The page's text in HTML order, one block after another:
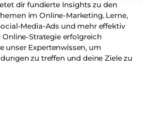
dir fundierte Insights zu den
im Online-Marketing. Lerne,
Media-Ads und mehr effektiv
Strategie erfolgreich
unser Expertenwissen, um
zu treffen und deine Ziele zu